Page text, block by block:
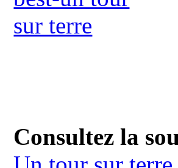
Consultez la